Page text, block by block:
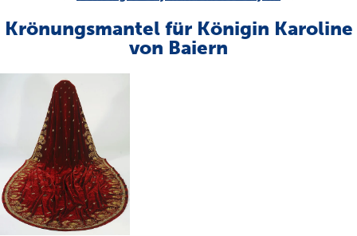
Krönungsmantel für Königin Karoline
von Baiern